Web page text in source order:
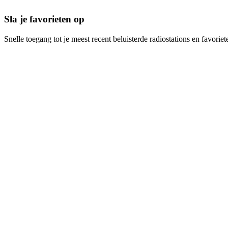
Sla je favorieten op
Snelle toegang tot je meest recent beluisterde radiostations en